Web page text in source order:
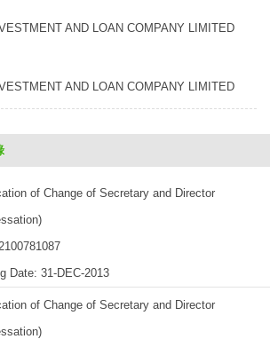
AND LOAN COMPANY LIMITED
AND LOAN COMPANY LIMITED
of Change of Secretary and Director
Date: 31-DEC-2013
of Change of Secretary and Director